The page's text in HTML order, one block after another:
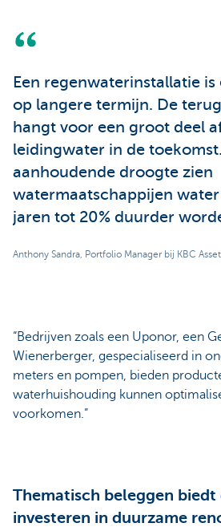
Een regenwaterinstallatie
op langere termijn. De
hangt voor een groot deel
leidingwater in de
aanhoudende droogte zien
watermaatschappijen
jaren tot 20% duurder
Anthony Sandra, Portfolio Manager bij KBC
“Bedrijven zoals een Uponor, een
Wienerberger, gespecialiseerd in
meters en pompen, bieden
waterhuishouding kunnen
voorkomen.”
Thematisch beleggen biedt
investeren in duurzame